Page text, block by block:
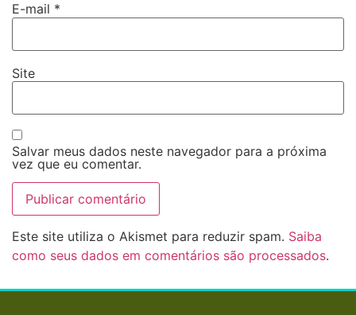
E-mail *
Site
Salvar meus dados neste navegador para a próxima
vez que eu comentar.
Este site utiliza o Akismet para reduzir spam. Saiba
como seus dados em comentários são processados.